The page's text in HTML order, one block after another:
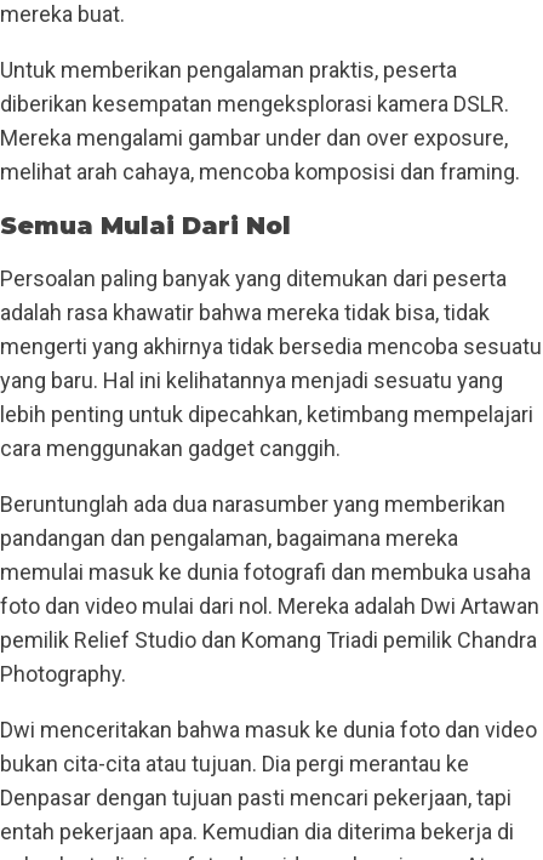
mereka buat.
Untuk memberikan pengalaman praktis, peserta
diberikan kesempatan mengeksplorasi kamera DSLR.
Mereka mengalami gambar under dan over exposure,
melihat arah cahaya, mencoba komposisi dan framing.
Semua Mulai Dari Nol
Persoalan paling banyak yang ditemukan dari peserta
adalah rasa khawatir bahwa mereka tidak bisa, tidak
mengerti yang akhirnya tidak bersedia mencoba sesuatu
yang baru. Hal ini kelihatannya menjadi sesuatu yang
lebih penting untuk dipecahkan, ketimbang mempelajari
cara menggunakan gadget canggih.
Beruntunglah ada dua narasumber yang memberikan
pandangan dan pengalaman, bagaimana mereka
memulai masuk ke dunia fotografi dan membuka usaha
foto dan video mulai dari nol. Mereka adalah Dwi Artawan
pemilik Relief Studio dan Komang Triadi pemilik Chandra
Photography.
Dwi menceritakan bahwa masuk ke dunia foto dan video
bukan cita-cita atau tujuan. Dia pergi merantau ke
Denpasar dengan tujuan pasti mencari pekerjaan, tapi
entah pekerjaan apa. Kemudian dia diterima bekerja di